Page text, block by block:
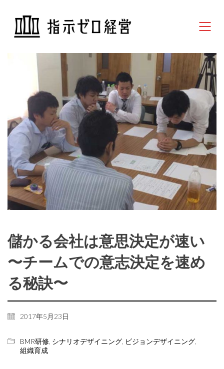
儲かる会社は意思決定が速い
〜チームでの意志決定を速め
る秘訣〜
2017年5月23日
BMR研修 シナリオデザイニング ビジョンデザイニング
組織育成